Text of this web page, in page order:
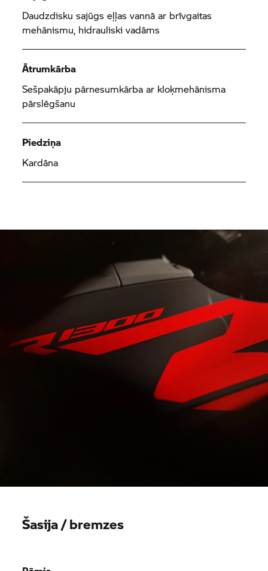
Daudzdisku sajūgs eļļas vannā ar brīvgaitas
mehānismu, hidrauliski vadāms
Ātrumkārba
Sešpakāpju pārnesumkārba ar kloķmehānisma
pārslēgšanu
Piedziņa
Kardāna
Šasija / bremzes